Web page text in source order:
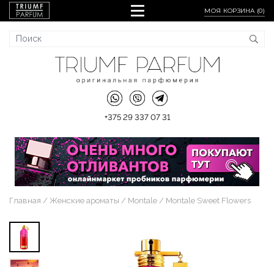
МОЯ КОРЗИНА (0)
+375 29 337 07 31
Главная Женские ароматы Montale Montale Sweet Flowers